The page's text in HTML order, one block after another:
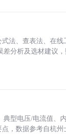
法、查表法、在
分析及选材建议
型电压/电流值、
，数据参考自杭